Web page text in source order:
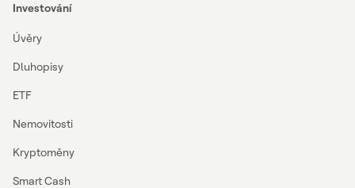
Investování
Úvěry
Dluhopisy
ETF
Nemovitosti
Kryptoměny
Smart Cash